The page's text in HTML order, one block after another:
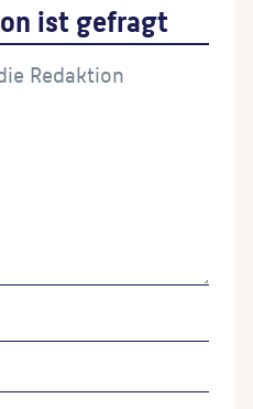
ist gefragt